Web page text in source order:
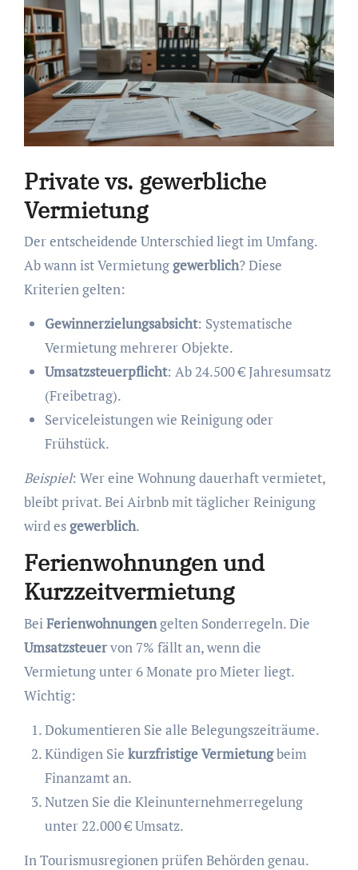
Private vs. gewerbliche
Vermietung
Der entscheidende Unterschied liegt im Umfang.
Ab wann ist Vermietung gewerblich? Diese
Kriterien gelten:
Gewinnerzielungsabsicht: Systematische
Vermietung mehrerer Objekte.
Umsatzsteuerpflicht: Ab 24.500 € Jahresumsatz
(Freibetrag).
Serviceleistungen wie Reinigung oder
Frühstück.
Beispiel: Wer eine Wohnung dauerhaft vermietet,
bleibt privat. Bei Airbnb mit täglicher Reinigung
wird es gewerblich.
Ferienwohnungen und
Kurzzeitvermietung
BeiFerienwohnungengelten Sonderregeln. Die
Umsatzsteuervon 7% fällt an, wenn die
Vermietung unter 6 Monate pro Mieter liegt.
Wichtig:
Dokumentieren Sie alle Belegungszeiträume.
Kündigen Sie kurzfristige Vermietungbeim
Finanzamt an.
Nutzen Sie die Kleinunternehmerregelung
unter 22.000 € Umsatz.
In Tourismusregionen prüfen Behörden genau.